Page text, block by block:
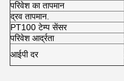
परिवेश का तापमान
द्रव तापमान.
PT100 टेम्प सेंसर
परिवेश आर्द्रता
आईपी दर